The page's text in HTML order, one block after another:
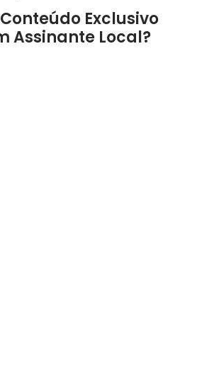
Exclusivo
Assinante Local?